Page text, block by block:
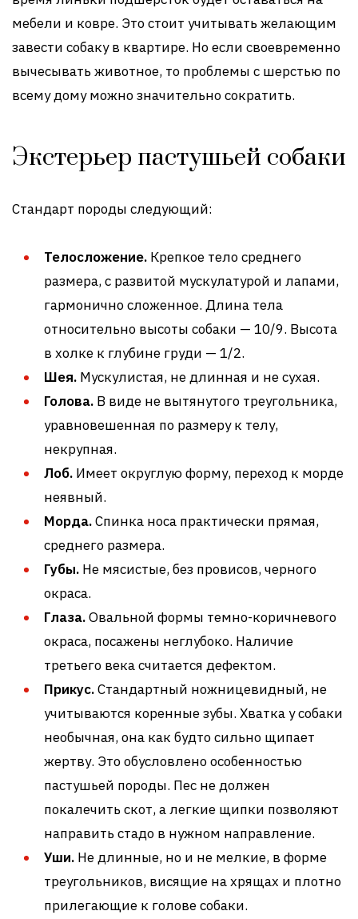
мебели и ковре. Это стоит учитывать желающим
завести собаку в квартире. Но если своевременно
вычесывать животное, то проблемы с шерстью по
всему дому можно значительно сократить.
Экстерьер пастушьей собаки
Стандарт породы следующий:
Телосложение. Крепкое тело среднего
размера, с развитой мускулатурой и лапами,
гармонично сложенное. Длина тела
относительно высоты собаки — 10/9. Высота
в холке к глубине груди — 1/2.
Шея. Мускулистая, не длинная и не сухая.
Голова. В виде не вытянутого треугольника,
уравновешенная по размеру к телу,
некрупная.
Лоб. Имеет округлую форму, переход к морде
неявный.
Морда.Спинка носа практически прямая,
среднего размера.
Губы. Не мясистые, без провисов, черного
окраса.
Глаза.Овальной формы темно-коричневого
окраса, посажены неглубоко. Наличие
третьего века считается дефектом.
Прикус.Стандартный ножницевидный, не
учитываются коренные зубы. Хватка у собаки
необычная, она как будто сильно щипает
жертву. Это обусловлено особенностью
пастушьей породы. Пес не должен
покалечить скот, а легкие щипки позволяют
направить стадо в нужном направление.
Уши. Не длинные, но и не мелкие, в форме
треугольников, висящие на хрящах и плотно
прилегающие к голове собаки.